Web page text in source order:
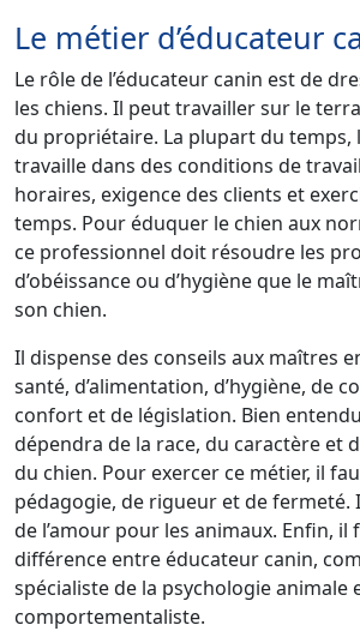
Le métier d’éducateur
Le rôle de l’éducateur canin est de
les chiens. Il peut travailler sur le
du propriétaire. La plupart du temps,
travaille dans des conditions de
horaires, exigence des clients et
temps. Pour éduquer le chien aux
ce professionnel doit résoudre les
d’obéissance ou d’hygiène que le
son chien.
Il dispense des conseils aux maîtres
santé, d’alimentation, d’hygiène, de
confort et de législation. Bien
dépendra de la race, du caractère et
du chien. Pour exercer ce métier, il
pédagogie, de rigueur et de fermeté.
de l’amour pour les animaux. Enfin, il
différence entre éducateur canin,
spécialiste de la psychologie animale
comportementaliste.